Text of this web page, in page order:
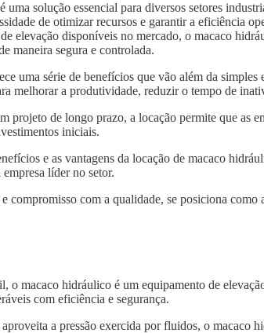
uma solução essencial para diversos setores
de otimizar recursos e garantir a eficiência
elevação disponíveis no mercado, o macaco
maneira segura e controlada.
uma série de benefícios que vão além da
melhorar a produtividade, reduzir o tempo de
projeto de longo prazo, a locação permite que as
iniciais.
e as vantagens da locação de macaco
líder no setor.
compromisso com a qualidade, se posiciona como
o macaco hidráulico é um equipamento de
com eficiência e segurança.
a pressão exercida por fluidos, o macaco